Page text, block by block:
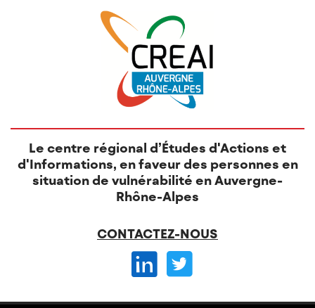
Le centre régional d’Études d'Actions et
d'Informations, en faveur des personnes en
situation de vulnérabilité en Auvergne-
Rhône-Alpes
CONTACTEZ-NOUS